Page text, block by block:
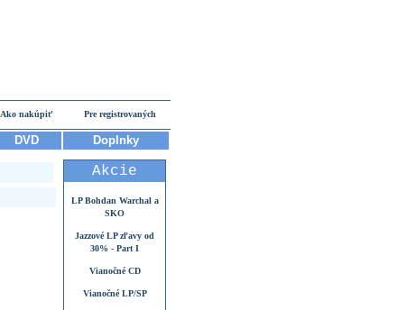
Ako nakúpiť Pre registrovaných
DVD Doplnky
Akcie
LP Bohdan Warchal a
SKO
Jazzové LP zľavy od
30% - Part I
Vianočné CD
Vianočné LP/SP